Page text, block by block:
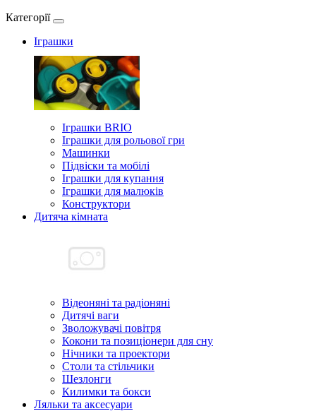
Категорії
Іграшки
Іграшки BRIO
Іграшки для рольової гри
Машинки
Підвіски та мобілі
Іграшки для купання
Іграшки для малюків
Конструктори
Дитяча кімната
Відеоняні та радіоняні
Дитячі ваги
Зволожувачі повітря
Кокони та позиціонери для сну
Нічники та проектори
Столи та стільчики
Шезлонги
Килимки та бокси
Ляльки та аксесуари